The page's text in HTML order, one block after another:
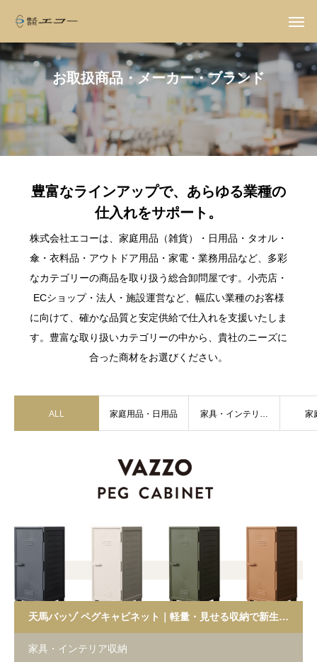
お取扱商品 ・メーカー・ブランド
豊富なラインアップで、あらゆる業種の
仕入れをサポート。
株式会社エコーは、家庭用品（雑貨）・日用品・タオル・
傘・衣料品・アウトドア用品・家電・業務用品など、多彩
なカテゴリーの商品を取り扱う総合卸問屋です。小売店・
ECショップ・法人・施設運営など、幅広い業種のお客様
に向けて、確かな品質と安定供給で仕入れを支援いたしま
す。豊富な取り扱いカテゴリーの中から、貴社のニーズに
合った商材をお選びください。
ALL 家庭用品・日用品 家具・インテリア 家
天馬バッゾ ペグキャビネット｜軽量・見せる収納で新生活提案
家具・インテリア収納